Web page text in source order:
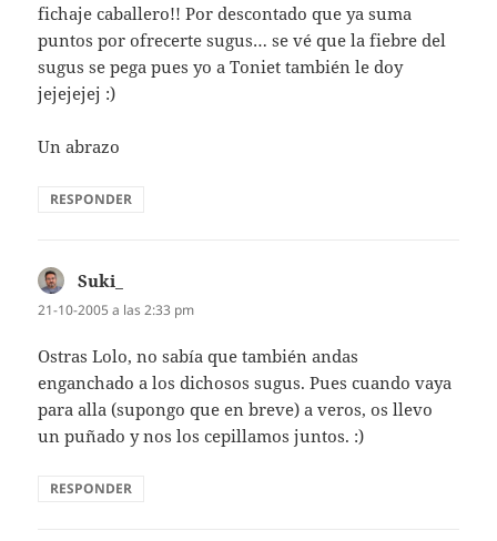
fichaje caballero!! Por descontado que ya suma
puntos por ofrecerte sugus… se vé que la fiebre del
sugus se pega pues yo a Toniet también le doy
jejejejej :)
Un abrazo
RESPONDER
Suki_
21-10-2005 a las 2:33 pm
Ostras Lolo, no sabí­a que también andas
enganchado a los dichosos sugus. Pues cuando vaya
para alla (supongo que en breve) a veros, os llevo
un puñado y nos los cepillamos juntos. :)
RESPONDER